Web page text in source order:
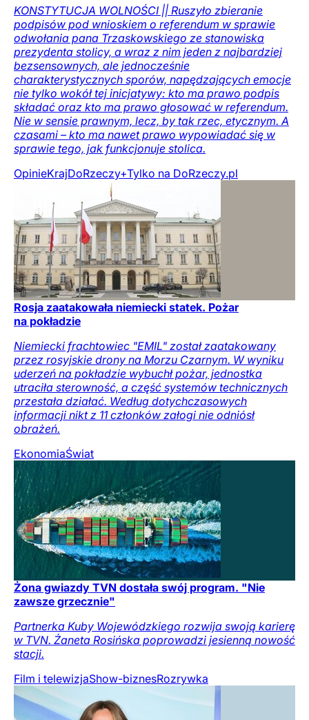
KONSTYTUCJA WOLNOŚCI || Ruszyło zbieranie
podpisów pod wnioskiem o referendum w sprawie
odwołania pana Trzaskowskiego ze stanowiska
prezydenta stolicy, a wraz z nim jeden z najbardziej
bezsensownych, ale jednocześnie
charakterystycznych sporów, napędzających emocje
nie tylko wokół tej inicjatywy: kto ma prawo podpis
składać oraz kto ma prawo głosować w referendum.
Nie w sensie prawnym, lecz, by tak rzec, etycznym. A
czasami – kto ma nawet prawo wypowiadać się w
sprawie tego, jak funkcjonuje stolica.
OpinieKrajDoRzeczy+Tylko na DoRzeczy.pl
Rosja zaatakowała niemiecki statek. Pożar
na pokładzie
Niemiecki frachtowiec "EMIL" został zaatakowany
przez rosyjskie drony na Morzu Czarnym. W wyniku
uderzeń na pokładzie wybuchł pożar, jednostka
utraciła sterowność, a część systemów technicznych
przestała działać. Według dotychczasowych
informacji nikt z 11 członków załogi nie odniósł
obrażeń.
EkonomiaŚwiat
Żona gwiazdy TVN dostała swój program. "Nie
zawsze grzecznie"
Partnerka Kuby Wojewódzkiego rozwija swoją karierę
w TVN. Żaneta Rosińska poprowadzi jesienną nowość
stacji.
Film i telewizjaShow-biznesRozrywka